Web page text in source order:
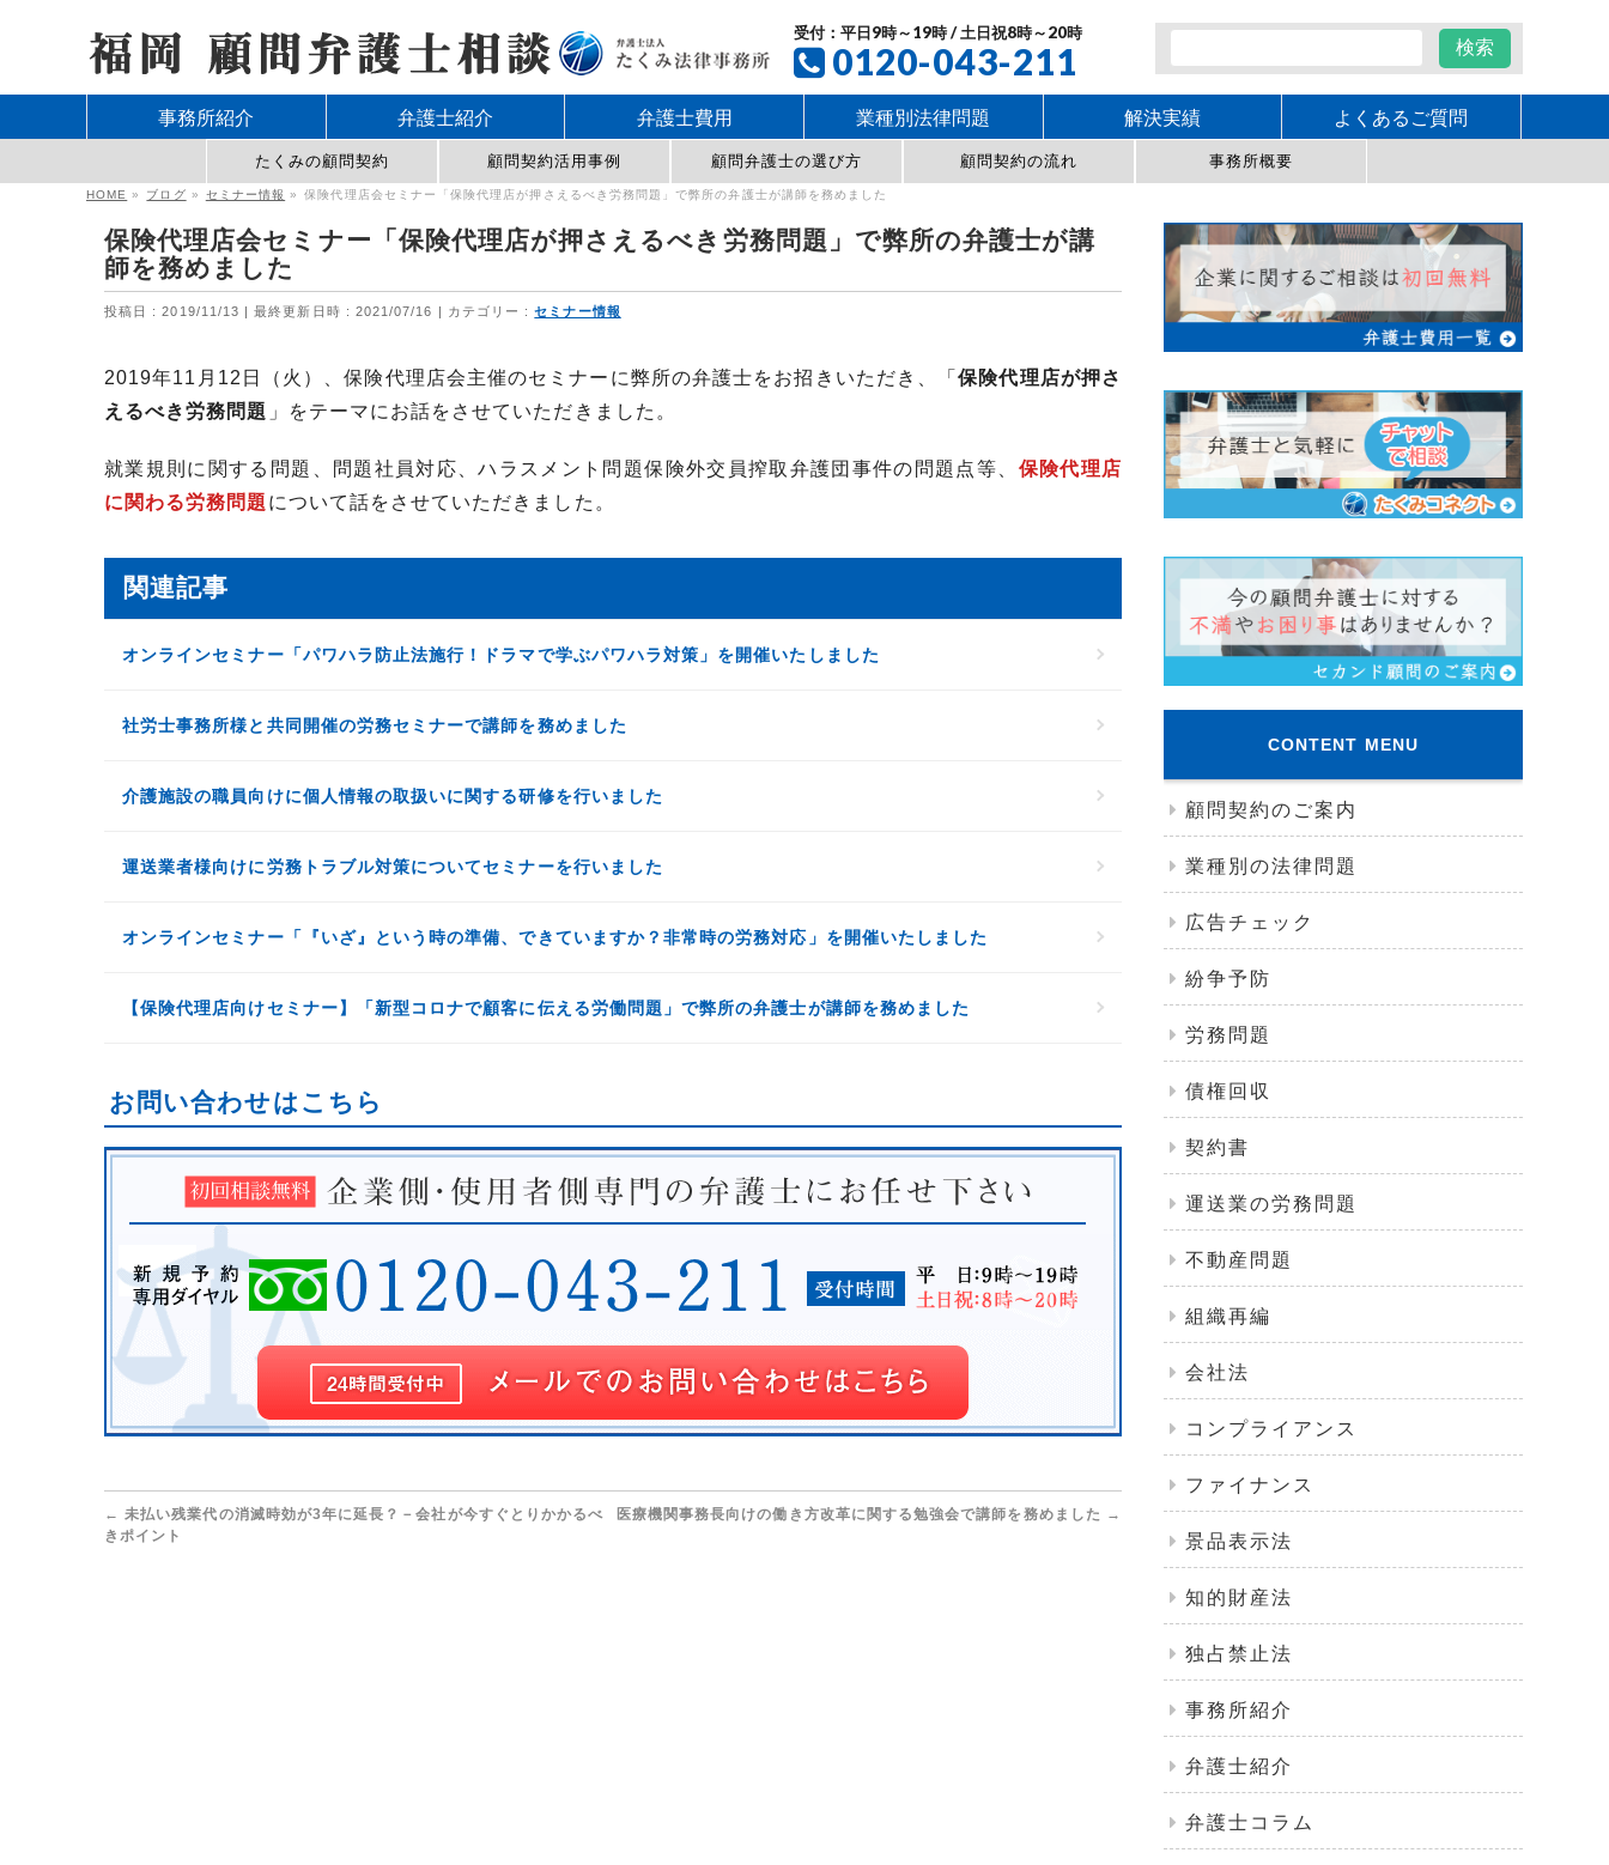
受付：平日9時～19時 / 土日祝8時～20時
0120-043-211
事務所紹介 弁護士紹介 弁護士費用 業種別法律問題 解決実績 よくあるご質問
たくみの顧問契約 顧問契約活用事例 顧問弁護士の選び方 顧問契約の流れ 事務所概要
HOME » ブログ » セミナー情報 » 保険代理店会セミナー「保険代理店が押さえるべき労務問題」で弊所の弁護士が講師を務めました
保険代理店会セミナー「保険代理店が押さえるべき労務問題」で弊所の弁護士が講
師を務めました
投稿日 : 2019/11/13 最終更新日時 : 2021/07/16 カテゴリー :セミナー情報
2019年11月12日（火）、保険代理店会主催のセミナーに弊所の弁護士をお招きいただき、「保険代理店が押さ
えるべき労務問題 」をテーマにお話をさせていただきました。
就業規則に関する問題、問題社員対応、ハラスメント問題保険外交員搾取弁護団事件の問題点等、 保険代理店
に関わる労務問題 について話をさせていただきました。
関連記事
オンラインセミナー「パワハラ防止法施行！ドラマで学ぶパワハラ対策」を開催いたしました
社労士事務所様と共同開催の労務セミナーで講師を務めました
介護施設の職員向けに個人情報の取扱いに関する研修を行いました
運送業者様向けに労務トラブル対策についてセミナーを行いました
オンラインセミナー「『いざ』という時の準備、できていますか？非常時の労務対応」を開催いたしました
【保険代理店向けセミナー】「新型コロナで顧客に伝える労働問題」で弊所の弁護士が講師を務めました
お問い合わせはこちら
← 未払い残業代の消滅時効が3年に延長？－会社が今すぐとりかかるべ
きポイント
医療機関事務長向けの働き方改革に関する勉強会で講師を務めました →
CONTENT MENU
顧問契約のご案内
業種別の法律問題
広告チェック
紛争予防
労務問題
債権回収
契約書
運送業の労務問題
不動産問題
組織再編
会社法
コンプライアンス
ファイナンス
景品表示法
知的財産法
独占禁止法
事務所紹介
弁護士紹介
弁護士コラム